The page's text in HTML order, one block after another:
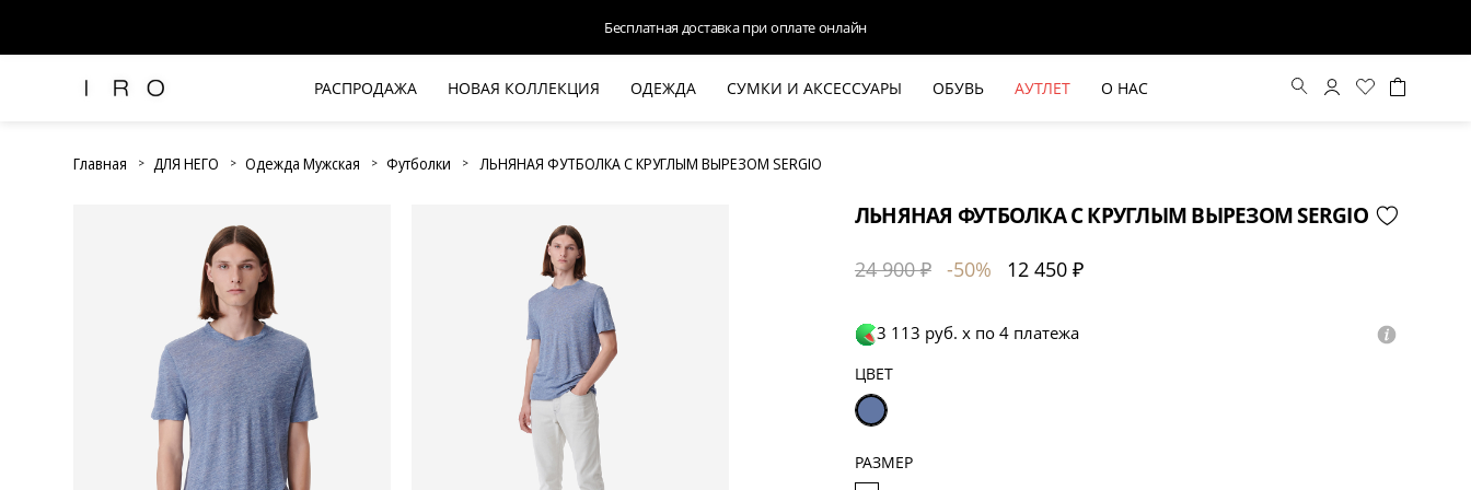
Бесплатная доставка при оплате онлайн
РАСПРОДАЖА НОВАЯ КОЛЛЕКЦИЯ ОДЕЖДА
Брюки и джинсы
ЛЕТО '26
ДЕНИМ
КОСТЮМЫ
БАЗА
ДЛЯ НЕГО
БЕЖЕВЫЙ КОСТЮМНЫЙ ЖАКЕТ
СУМКИ И АКСЕССУАРЫ ОБУВЬ АУТЛЕТ О НАС
Главная ДЛЯ НЕГО Одежда Мужская Футболки ЛЬНЯНАЯ ФУТБОЛКА С КРУГЛЫМ ВЫРЕЗОМ SERGIO
ЛЬНЯНАЯ ФУТБОЛКА С КРУГЛЫМ ВЫРЕЗОМ SERGIO
24 900 ₽ -50% 12 450 ₽
3 113 руб. х по 4 платежа
ЦВЕТ
РАЗМЕР